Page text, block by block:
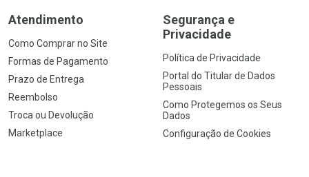
Atendimento
Como Comprar no Site
Formas de Pagamento
Prazo de Entrega
Reembolso
Troca ou Devolução
Marketplace
Segurança e
Privacidade
Política de Privacidade
Portal do Titular de Dados
Pessoais
Como Protegemos os Seus
Dados
Configuração de Cookies